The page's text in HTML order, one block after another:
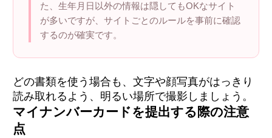
た、生年月日以外の情報は隠してもOKなサイト
が多いですが、サイトごとのルールを事前に確認
するのが確実です。
どの書類を使う場合も、文字や顔写真がはっきり
読み取れるよう、明るい場所で撮影しましょう。
マイナンバーカードを提出する際の注意
点